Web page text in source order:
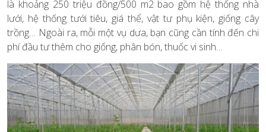
là khoảng 250 triệu đồng/500 m2 bao gồm hệ thống nhà
lưới, hệ thống tưới tiêu, giá thể, vật tư phụ kiện, giống cây
trồng… Ngoài ra, mỗi một vụ dưa, bạn cũng cần tính đến chi
phí đầu tư thêm cho giống, phân bón, thuốc vi sinh…